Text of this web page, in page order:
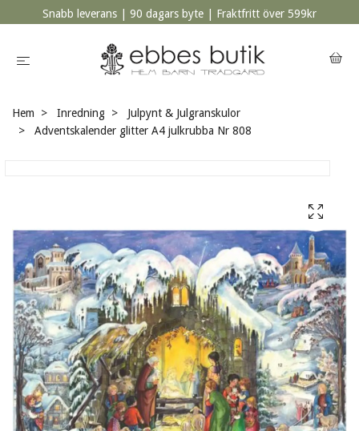
Snabb leverans | 90 dagars byte | Fraktfritt över 599kr
Hem Inredning
Julpynt & Julgranskulor
Adventskalender glitter A4 julkrubba Nr 808